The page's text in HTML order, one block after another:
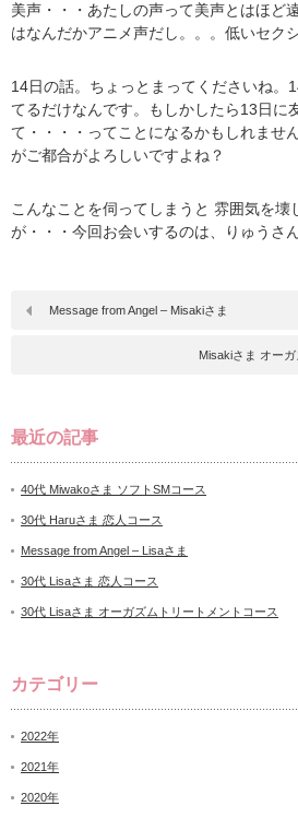
美声・・・あたしの声って美声とはほど
はなんだかアニメ声だし。。。低いセク
14日の話。ちょっとまってくださいね。
てるだけなんです。もしかしたら13日に
て・・・・ってことになるかもしれませ
がご都合がよろしいですよね？
こんなことを伺ってしまうと 雰囲気を壊
が・・・今回お会いするのは、りゅうさ
Message from Angel – Misakiさま
Misakiさま オー
最近の記事
40代 Miwakoさま ソフトSMコース
30代 Haruさま 恋人コース
Message from Angel – Lisaさま
30代 Lisaさま 恋人コース
30代 Lisaさま オーガズムトリートメントコース
カテゴリー
2022年
2021年
2020年